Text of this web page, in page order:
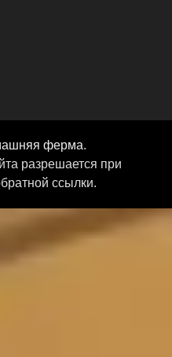
ферма.
разрешается при
ссылки.